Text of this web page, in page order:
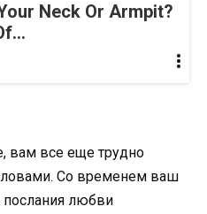
Neck Or Armpit?
вам все еще трудно
Со временем ваш
послания любви